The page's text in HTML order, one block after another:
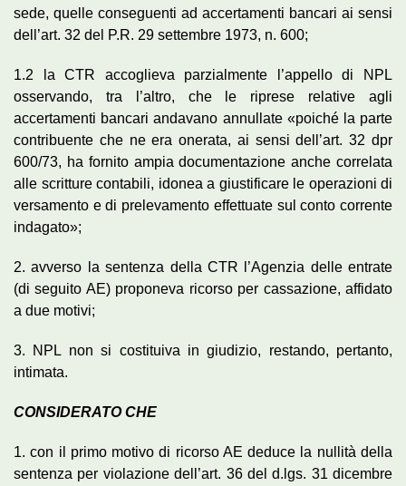
sede, quelle conseguenti ad accertamenti bancari ai sensi
dell’art. 32 del P.R. 29 settembre 1973, n. 600;
1.2 la CTR accoglieva parzialmente l’appello di NPL
osservando, tra l’altro, che le riprese relative agli
accertamenti bancari andavano annullate «poiché la parte
contribuente che ne era onerata, ai sensi dell’art. 32 dpr
600/73, ha fornito ampia documentazione anche correlata
alle scritture contabili, idonea a giustificare le operazioni di
versamento e di prelevamento effettuate sul conto corrente
indagato»;
2. avverso la sentenza della CTR l’Agenzia delle entrate
(di seguito AE) proponeva ricorso per cassazione, affidato
a due motivi;
3. NPL non si costituiva in giudizio, restando, pertanto,
intimata.
CONSIDERATO CHE
1. con il primo motivo di ricorso AE deduce la nullità della
sentenza per violazione dell’art. 36 del d.lgs. 31 dicembre